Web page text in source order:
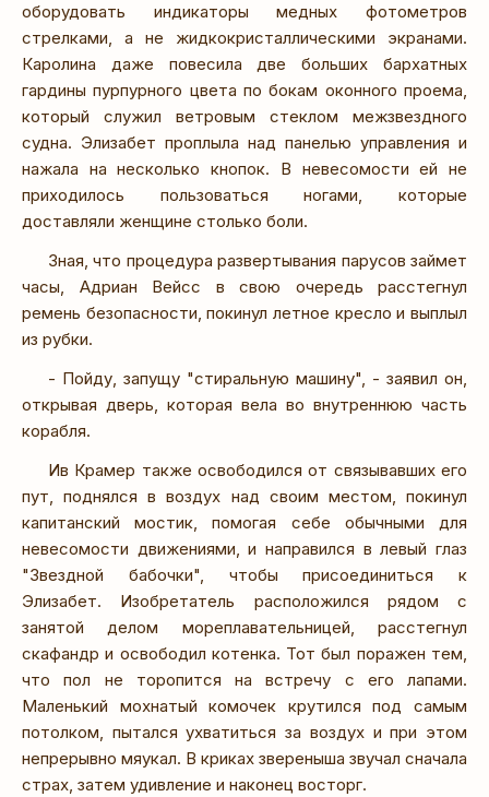
оборудовать индикаторы медных фотометров
стрелками, а не жидкокристаллическими экранами.
Каролина даже повесила две больших бархатных
гардины пурпурного цвета по бокам оконного проема,
который служил ветровым стеклом межзвездного
судна. Элизабет проплыла над панелью управления и
нажала на несколько кнопок. В невесомости ей не
приходилось пользоваться ногами, которые
доставляли женщине столько боли.
Зная, что процедура развертывания парусов займет
часы, Адриан Вейсс в свою очередь расстегнул
ремень безопасности, покинул летное кресло и выплыл
из рубки.
- Пойду, запущу "стиральную машину", - заявил он,
открывая дверь, которая вела во внутреннюю часть
корабля.
Ив Крамер также освободился от связывавших его
пут, поднялся в воздух над своим местом, покинул
капитанский мостик, помогая себе обычными для
невесомости движениями, и направился в левый глаз
"Звездной бабочки", чтобы присоединиться к
Элизабет. Изобретатель расположился рядом с
занятой делом мореплавательницей, расстегнул
скафандр и освободил котенка. Тот был поражен тем,
что пол не торопится на встречу с его лапами.
Маленький мохнатый комочек крутился под самым
потолком, пытался ухватиться за воздух и при этом
непрерывно мяукал. В криках звереныша звучал сначала
страх, затем удивление и наконец восторг.